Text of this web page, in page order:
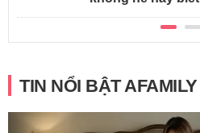
TIN NỔI BẬT AFAMILY